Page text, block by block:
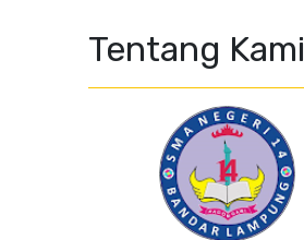
Tentang Kami